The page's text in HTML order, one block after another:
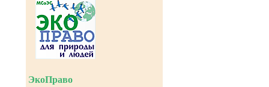
ЭкоПраво